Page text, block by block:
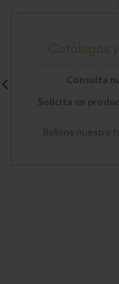
Catálogos
Consulta
Solicita un
Rellene nuestro